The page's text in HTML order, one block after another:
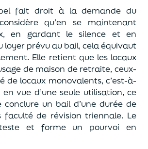
fait droit à la demande du
qu’en se maintenant
en gardant le silence et en
loyer prévu au bail, cela équivaut
Elle retient que les locaux
de maison de retraite, ceux-
de locaux monovalents, c’est-à-
vue d’une seule utilisation, ce
un bail d’une durée de
faculté de révision triennale. Le
et forme un pourvoi en